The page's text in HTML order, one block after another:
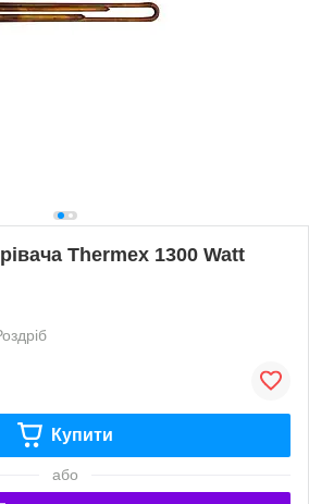
Thermex 1300 Watt
Купити
або